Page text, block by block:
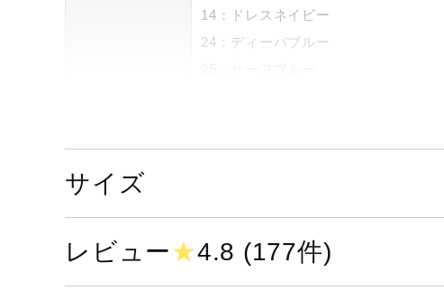
14：ドレスネイビー
24：ディーバブルー
62：チャイニーズレッド
素材 ポリエステル100％
サイズ
レビュー★4.8 (177件)